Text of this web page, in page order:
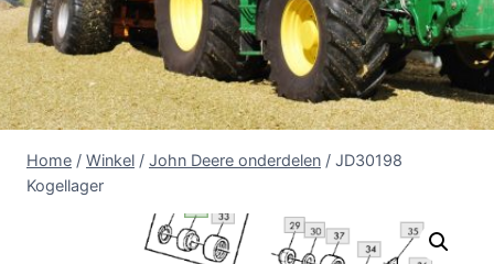
Home / Winkel / John Deere onderdelen / JD30198
Kogellager